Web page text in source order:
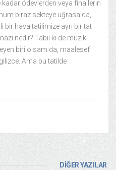
kadar ödevlerden veya finallerin
biraz sekteye uğrasa da,
bir hava tatilimize ayrı bir tat
nedir? Tabii ki de müzik.
biri olsam da, maalesef
Ama bu tatilde
DİĞER YAZILAR